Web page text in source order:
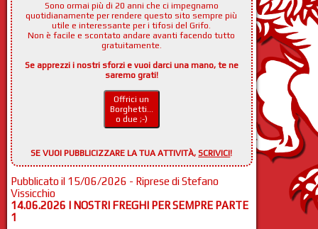
Sono ormai più di 20 anni che ci impegnamo
quotidianamente per rendere questo sito sempre più
utile e interessante per i tifosi del Grifo.
Non è facile e scontato andare avanti facendo tutto
gratuitamente.
Se apprezzi i nostri sforzi e vuoi darci una mano, te ne
saremo grati!
Offrici un
Borghetti...
o due ;-)
SE VUOI PUBBLICIZZARE LA TUA ATTIVITÀ,SCRIVICI!
Pubblicato il 15/06/2026 - Riprese di Stefano
Vissicchio
14.06.2026 I NOSTRI FREGHI PER SEMPRE PARTE
1